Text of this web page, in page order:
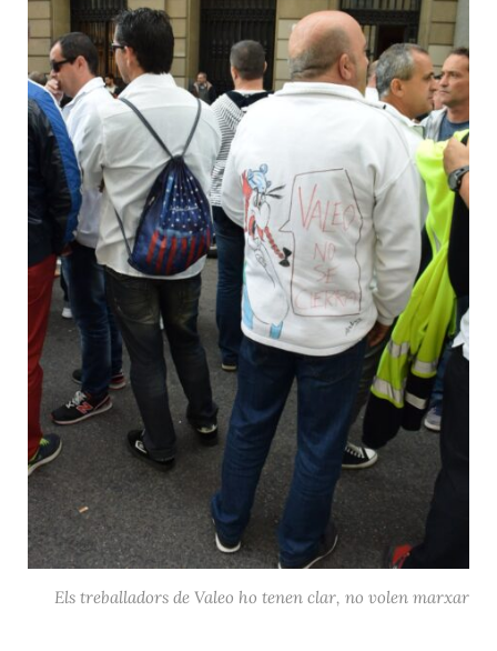
Els treballadors de Valeo ho tenen clar, no volen marxar